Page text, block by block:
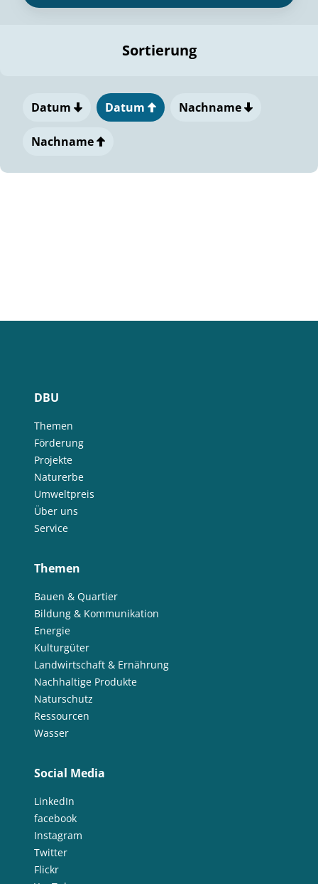
Sortierung
Datum Datum Nachname
Nachname
DBU
Themen
Förderung
Projekte
Naturerbe
Umweltpreis
Über uns
Service
Themen
Bauen & Quartier
Bildung & Kommunikation
Energie
Kulturgüter
Landwirtschaft & Ernährung
Nachhaltige Produkte
Naturschutz
Ressourcen
Wasser
Social Media
LinkedIn
facebook
Instagram
Twitter
Flickr